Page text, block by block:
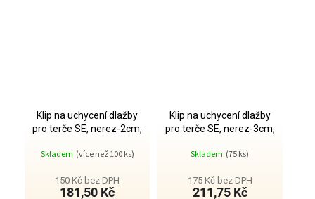
Klip na uchycení dlažby
pro terče SE, nerez-2cm,
Skladem (více než 100 ks)
150 Kč bez DPH
181,50 Kč
Klip na uchycení dlažby
pro terče SE, nerez-3cm,
Skladem (75 ks)
175 Kč bez DPH
211,75 Kč